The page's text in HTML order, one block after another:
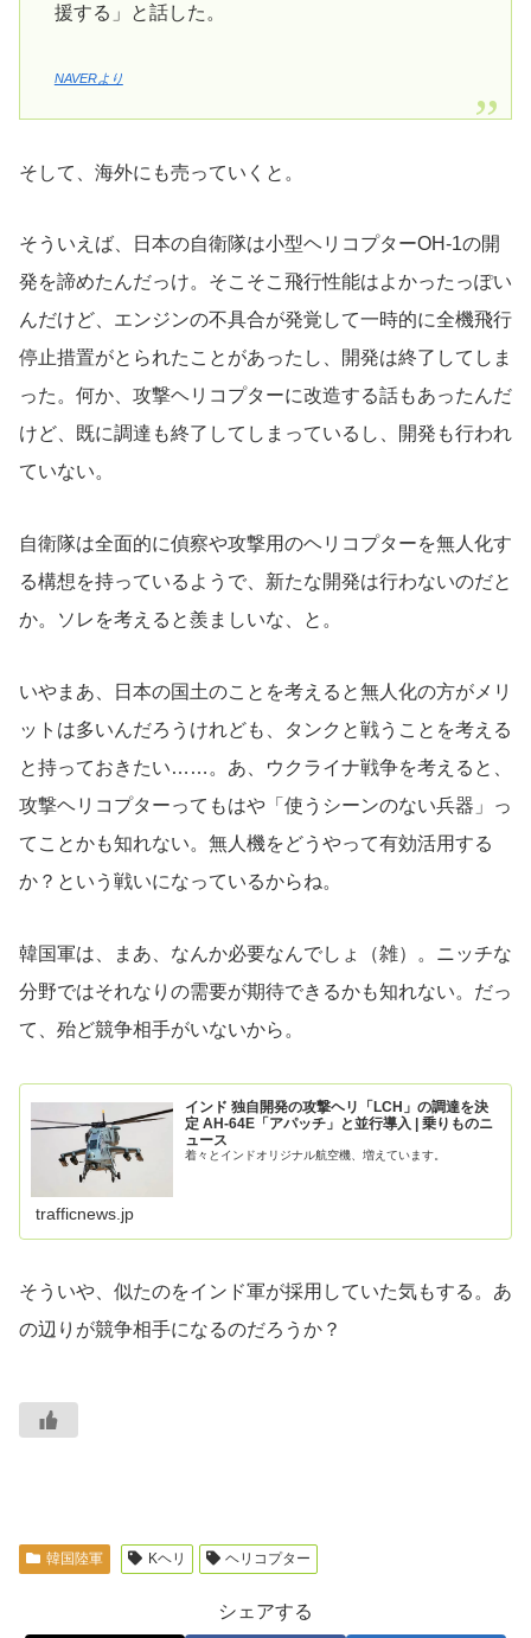
援する」と話した。
NAVERより
そして、海外にも売っていくと。
そういえば、日本の自衛隊は小型ヘリコプターOH-1の開
発を諦めたんだっけ。そこそこ飛行性能はよかったっぽい
んだけど、エンジンの不具合が発覚して一時的に全機飛行
停止措置がとられたことがあったし、開発は終了してしま
った。何か、攻撃ヘリコプターに改造する話もあったんだ
けど、既に調達も終了してしまっているし、開発も行われ
ていない。
自衛隊は全面的に偵察や攻撃用のヘリコプターを無人化す
る構想を持っているようで、新たな開発は行わないのだと
か。ソレを考えると羨ましいな、と。
いやまあ、日本の国土のことを考えると無人化の方がメリ
ットは多いんだろうけれども、タンクと戦うことを考える
と持っておきたい……。あ、ウクライナ戦争を考えると、
攻撃ヘリコプターってもはや「使うシーンのない兵器」っ
てことかも知れない。無人機をどうやって有効活用する
か？という戦いになっているからね。
韓国軍は、まあ、なんか必要なんでしょ（雑）。ニッチな
分野ではそれなりの需要が期待できるかも知れない。だっ
て、殆ど競争相手がいないから。
インド 独自開発の攻撃ヘリ「LCH」の調達を決
定 AH-64E「アパッチ」と並行導入 | 乗りものニ
ュース
着々とインドオリジナル航空機、増えています。
trafficnews.jp
そういや、似たのをインド軍が採用していた気もする。あ
の辺りが競争相手になるのだろうか？
韓国陸軍 Kヘリ ヘリコプター
シェアする